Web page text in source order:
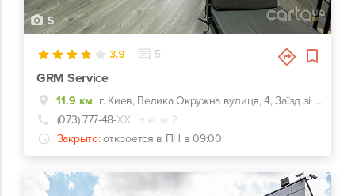
5
3.9 5
GRM Service
11.9 км
г. Киев, Велика Окружна вулиця, 4, Заїзд зі сторони Ельдорадо
(073) 777-48-ХХ
+ еще 2
Закрыто: откроется в ПН в 09:00